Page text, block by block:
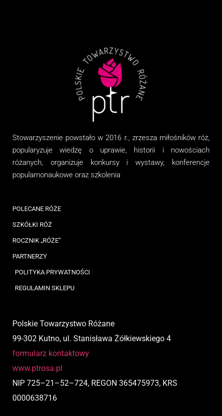
Stowarzyszenie powstało w 2016 r., zrzesza miłośników róż,
popularyzuje wiedzę o uprawie, historii i nowościach
różanych, organizujekonkursy i wystawy, konferencje
popularnonaukowe oraz szkolenia
POLECANE RÓŻE
SZKÓŁKI RÓŻ
ROCZNIK „RÓŻE”
PARTNERZY
POLITYKA PRYWATNOŚCI
REGULAMIN SKLEPU
Polskie Towarzystwo Różane
99-302 Kutno, ul. Stanisława Żółkiewskiego 4
formularz kontaktowy
www.ptrosa.pl
NIP 725–21 –52–724, REGON 365475973, KRS
0000638716